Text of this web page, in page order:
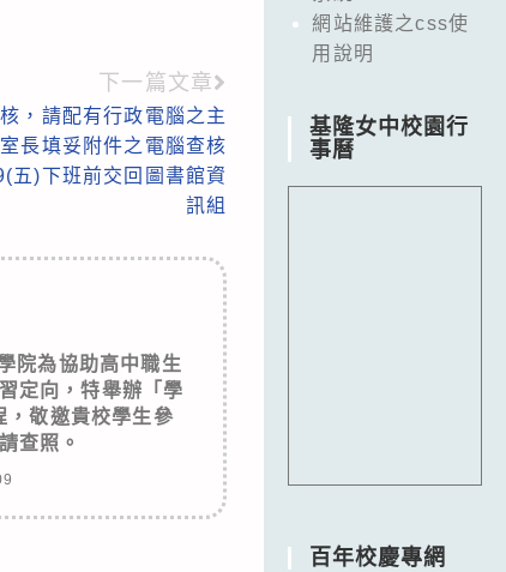
下一篇文章
，請配有行政電腦之主
長填妥附件之電腦查核
五)下班前交回圖書館資
訊組
院為協助高中職生
定向，特舉辦「學
，敬邀貴校學生參
查照。
網站維護之css使
用說明
基隆女中校園行
事曆
百年校慶專網